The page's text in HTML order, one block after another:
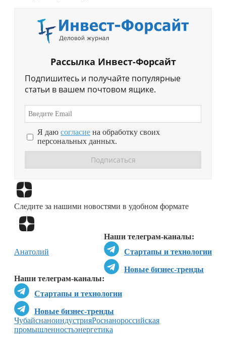
Рассылка Инвест-Форсайт
Подпишитесь и получайте популярные
статьи в вашем почтовом ящике.
Я даю согласие на обработку своих
персональных данных.
Следите за нашими новостями в удобном формате
Наши телеграм-каналы:
Стартапы и технологии
Новые бизнес-тренды
Наши телеграм-каналы:
Стартапы и технологии
Новые бизнес-тренды
Анатолий
ЧубайснаноиндустрияРоснанороссийская
промышленностьэнергетика